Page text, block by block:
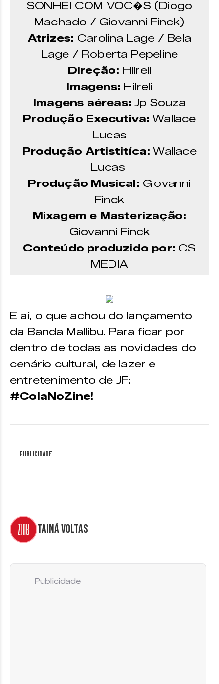
SONHEI COM VOC�S (Diogo
Machado / Giovanni Finck)
Atrizes: Carolina Lage / Bela
Lage / Roberta Pepeline
Direção: Hilreli
Imagens: Hilreli
Imagens aéreas: Jp Souza
Produção Executiva: Wallace
Lucas
Produção Artistitíca: Wallace
Lucas
Produção Musical: Giovanni
Finck
Mixagem e Masterização:
Giovanni Finck
Conteúdo produzido por: CS
MEDIA
E aí, o que achou do lançamento
da Banda Mallibu. Para ficar por
dentro de todas as novidades do
cenário cultural, de lazer e
entretenimento de JF:
#ColaNoZine!
Publicidade
Tainá Voltas
Publicidade